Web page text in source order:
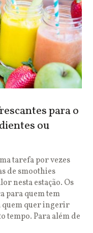
para o
ou
tarefa por vezes
de smoothies
nesta estação. Os
para quem tem
quem quer ingerir
tempo. Para além de